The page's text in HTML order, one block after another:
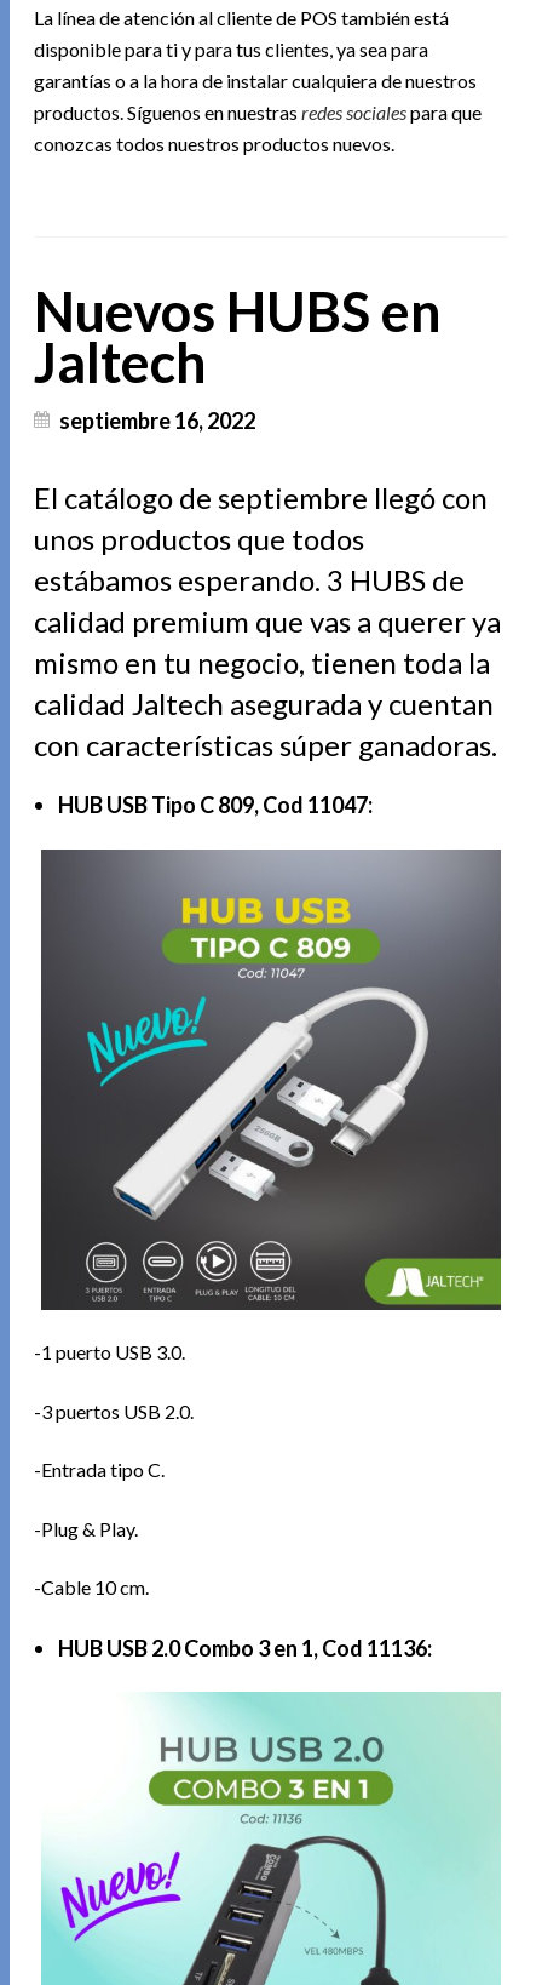
La línea de atención al cliente de POS también está
disponible para ti y para tus clientes, ya sea para
garantías o a la hora de instalar cualquiera de nuestros
productos. Síguenos en nuestrasredes socialespara que
conozcas todos nuestros productos nuevos.
Nuevos HUBS en
Jaltech
septiembre 16, 2022
El catálogo de septiembre llegó con
unos productos que todos
estábamos esperando. 3 HUBS de
calidad premium que vas a querer ya
mismo en tu negocio, tienen toda la
calidad Jaltech asegurada y cuentan
con características súper ganadoras.
HUB USB Tipo C 809, Cod 11047:
-1 puerto USB 3.0.
-3 puertos USB 2.0.
-Entrada tipo C.
-Plug & Play.
-Cable 10 cm.
HUB USB 2.0 Combo 3 en 1, Cod 11136: